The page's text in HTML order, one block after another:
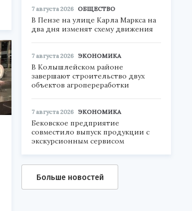
7 августа 2026 ОБЩЕСТВО
В Пензе на улице Карла Маркса на
два дня изменят схему движения
7 августа 2026 ЭКОНОМИКА
В Колышлейском районе
завершают строительство двух
объектов агропереработки
7 августа 2026 ЭКОНОМИКА
Бековское предприятие
совместило выпуск продукции с
экскурсионным сервисом
Больше новостей